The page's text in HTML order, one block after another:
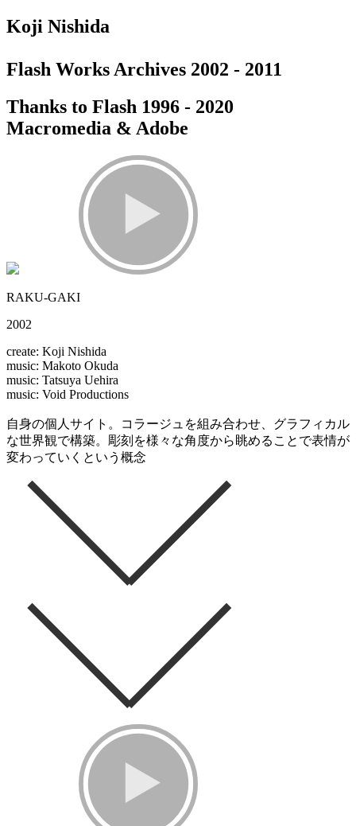
Koji Nishida
Flash Works Archives 2002 - 2011
Thanks to Flash 1996 - 2020
Macromedia & Adobe
RAKU-GAKI
2002
create: Koji Nishida
music: Makoto Okuda
music: Tatsuya Uehira
music: Void Productions
自身の個人サイト。コラージュを組み合わせ、グラフィカル
な世界観で構築。彫刻を様々な角度から眺めることで表情が
変わっていくという概念